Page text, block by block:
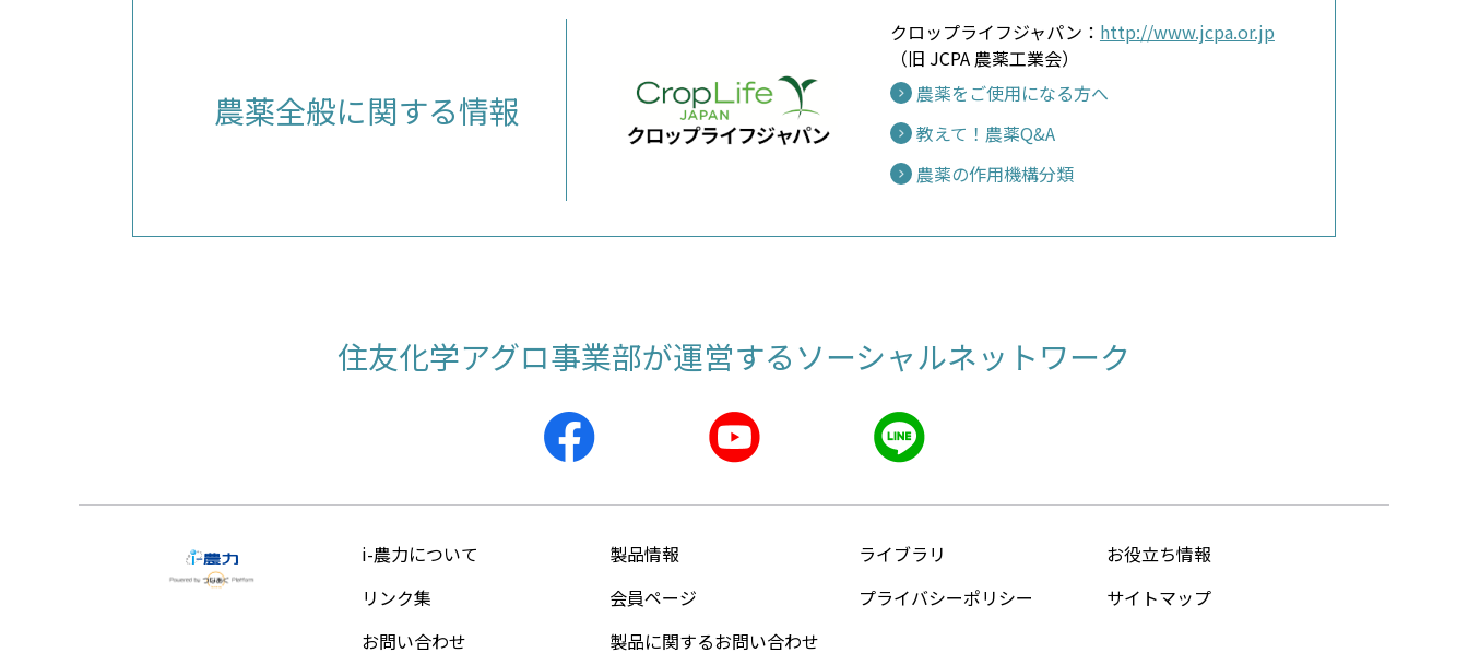
農薬全般に関する情報
クロップライフジャパン： http://www.jcpa.or.jp
（旧 JCPA 農薬工業会）
農薬をご使用になる方へ
教えて！農薬Q&A
農薬の作用機構分類
住友化学アグロ事業部が運営するソーシャルネットワーク
i-農力について 製品情報 ライブラリ
お役立ち情報
リンク集
会員ページ プライバシーポリシー
サイトマップ
お問い合わせ
製品に関するお問い合わせ